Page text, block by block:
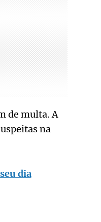
de multa. A
na
dia